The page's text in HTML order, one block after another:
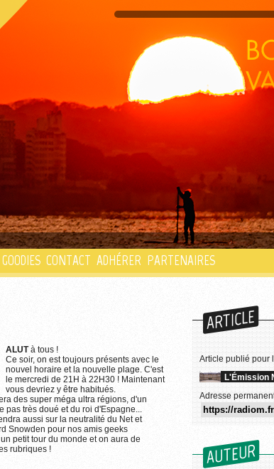
GOODIES CONTACT ADHÉRER PARTENAIRES
SALUTà tous !
Ce soir, on est toujours présents avec le
nouvel horaire et la nouvelle plage. C'est
le mercredi de 21H à 22H30 ! Maintenant
vous devriez y être habitués.
des super méga ultra régions, d'un
pas très doué et du roi d'Espagne...
aussi sur la neutralité du Net et
Snowden pour nos amis geeks
petit tour du monde et on aura de
rubriques !
ARTICLE
Article publié pour
L'Émission
Adresse
AUTEUR